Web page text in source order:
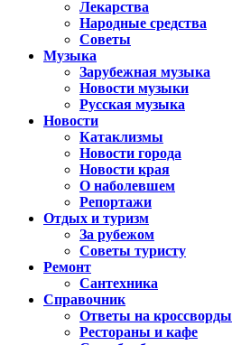
Лекарства
Народные средства
Советы
Музыка
Зарубежная музыка
Новости музыки
Русская музыка
Новости
Катаклизмы
Новости города
Новости края
О наболевшем
Репортажи
Отдых и туризм
За рубежом
Советы туристу
Ремонт
Сантехника
Справочник
Ответы на кроссворды
Рестораны и кафе